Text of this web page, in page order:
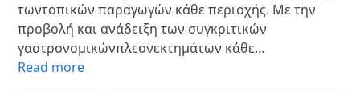
τωντοπικών παραγωγών κάθε περιοχής. Με την
προβολή και ανάδειξη των συγκριτικών
γαστρονομικώνπλεονεκτημάτων κάθε…
Read more